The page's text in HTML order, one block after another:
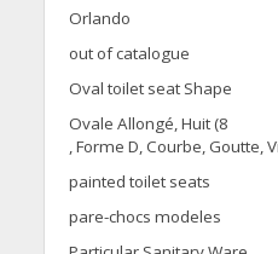
Orlando
out of catalogue
Oval toilet seat Shape
Ovale Allongé, Huit (8
, Forme D, Courbe, Goutte,
painted toilet seats
pare-chocs modeles